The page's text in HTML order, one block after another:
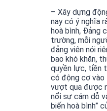
– Xây dựng
nay có ý nghĩa
hoà bình, Đảng
trường, mỗi
đảng viên nói
bao khó khăn,
quyền lực, tiền
có động cơ vào
vượt qua được
nổi sự cám dỗ
biến hoà bình”